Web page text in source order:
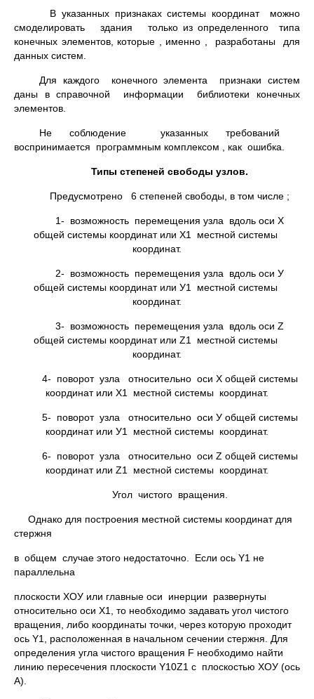
В указанных признаках системы координат можно
смоделировать здания только из определенного типа
конечных элементов, которые , именно , разработаны для
данных систем.
Для каждого конечного элемента признаки систем
даны в справочной информации библиотеки конечных
элементов.
Не соблюдение указанных требований
воспринимается программным комплексом , как ошибка.
Типы степеней свободы узлов.
Предусмотрено 6 степеней свободы, в том числе ;
1- возможность перемещения узла вдоль оси Х
общей системы координат или Х1 местной системы
координат.
2- возможность перемещения узла вдоль оси У
общей системы координат или У1 местной системы
координат.
3- возможность перемещения узла вдоль оси Z
общей системы координат или Z1 местной системы
координат.
4- поворот узла относительно оси Х общей системы
координат или Х1 местной системы координат.
5- поворот узла относительно оси У общей системы
координат или У1 местной системы координат.
6- поворот узла относительно оси Z общей системы
координат или Z1 местной системы координат.
Угол чистого вращения.
Однако для построения местной системы координат для
стержня
в общем случае этого недостаточно. Если ось Y1 не
параллельна
плоскости ХОУ или главные оси инерции развернуты
относительно оси X1, то необходимо задавать угол чистого
вращения, либо координаты точки, через которую проходит
ось Y1, расположенная в начальном сечении стержня. Для
определения угла чистого вращения F необходимо найти
линию пересечения плоскости Y10Z1 с плоскостью ХОУ (ось
А).